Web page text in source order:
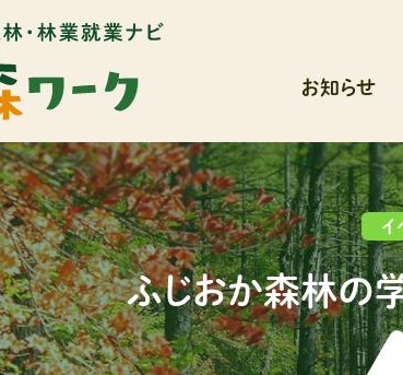
お知らせ
イ
ふじおか森林の